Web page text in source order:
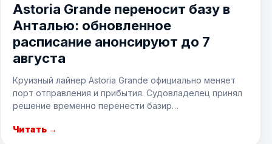
Astoria Grande переносит базу в
Анталью: обновленное
расписание анонсируют до 7
августа
Круизный лайнер Astoria Grande официально меняет
порт отправления и прибытия. Судовладелец принял
решение временно перенести базир…
Читать →